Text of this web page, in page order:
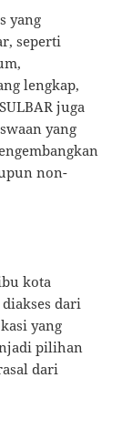
yang
seperti
lengkap,
juga
yang
non-
kota
dari
yang
pilihan
dari